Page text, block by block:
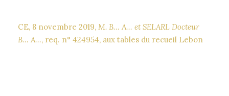
CE, 8 novembre 2019, M. B… A… et SELARL Docteur
B… A…, req. n° 424954, aux tables du recueil Lebon